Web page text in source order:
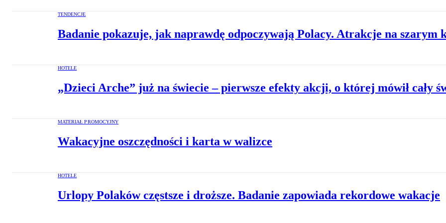
TENDENCJE
Badanie pokazuje, jak naprawdę odpoczywają Polacy. Atrakcje na szarym
HOTELE
„Dzieci Arche” już na świecie – pierwsze efekty akcji, o której mówił cały
MATERIAŁ PROMOCYJNY
Wakacyjne oszczędności i karta w walizce
HOTELE
Urlopy Polaków częstsze i droższe. Badanie zapowiada rekordowe wakacje